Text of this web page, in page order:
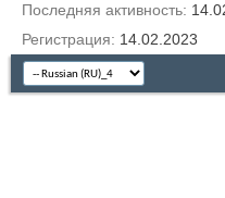
Последняя активность
Регистрация
14.02.2023